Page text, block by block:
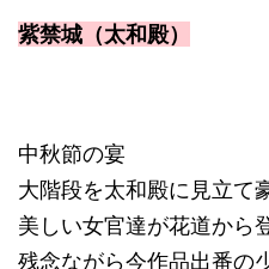
紫禁城（太和殿）
中秋節の宴
大階段を太和殿に見立て
美しい女官達が花道から
残念ながら今作品出番の